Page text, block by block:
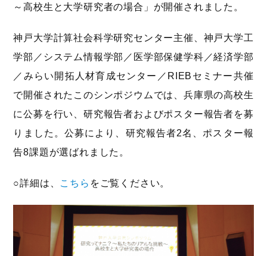
～高校生と大学研究者の場合」が開催されました。
神戸大学計算社会科学研究センター主催、神戸大学工
学部／システム情報学部／医学部保健学科／経済学部
／みらい開拓人材育成センター／RIEBセミナー共催
で開催されたこのシンポジウムでは、兵庫県の高校生
に公募を行い、研究報告者およびポスター報告者を募
りました。公募により、研究報告者2名、ポスター報
告8課題が選ばれました。
○詳細は、 こちら をご覧ください。